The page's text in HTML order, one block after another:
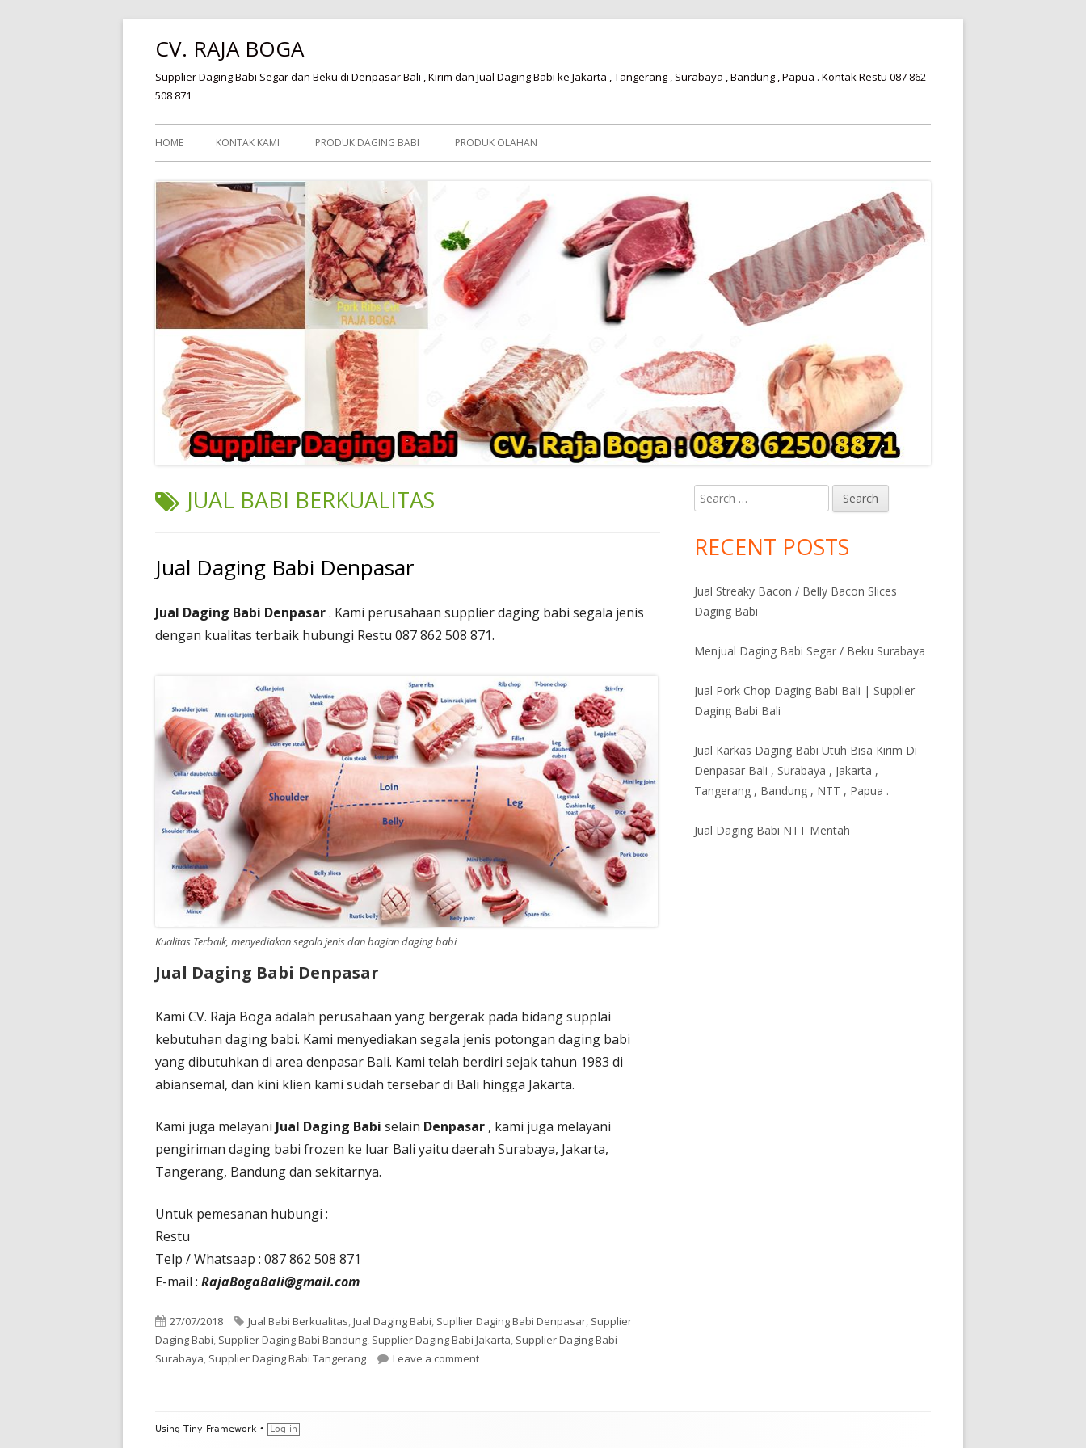
CV. RAJA BOGA
Supplier Daging Babi Segar dan Beku di Denpasar Bali , Kirim dan Jual Daging Babi ke Jakarta , Tangerang , Surabaya , Bandung , Papua . Kontak Restu 087 862
508 871
Primary
Menu
HOME KONTAK KAMI PRODUK DAGING BABI PRODUK OLAHAN
TAG:
JUAL BABI BERKUALITAS
Jual Daging Babi Denpasar
Jual Daging Babi Denpasar. Kami perusahaan supplier daging babi segala jenis
dengan kualitas terbaik hubungi Restu 087 862 508 871.
Kualitas Terbaik, menyediakan segala jenis dan bagian daging babi
Jual Daging Babi Denpasar
Kami CV. Raja Boga adalah perusahaan yang bergerak pada bidang supplai
kebutuhan daging babi. Kami menyediakan segala jenis potongan daging babi
yang dibutuhkan di area denpasar Bali. Kami telah berdiri sejak tahun 1983 di
abiansemal, dan kini klien kami sudah tersebar di Bali hingga Jakarta.
Kami juga melayani Jual Daging Babi selain Denpasar , kami juga melayani
pengiriman daging babi frozen ke luar Bali yaitu daerah Surabaya, Jakarta,
Tangerang, Bandung dan sekitarnya.
Untuk pemesanan hubungi :
Restu
Telp / Whatsaap : 087 862 508 871
E-mail : RajaBogaBali@gmail.com
Published
on
27/07/2018 Tags
Jual Babi Berkualitas,Jual Daging Babi, Supllier Daging Babi Denpasar, Supplier
Daging Babi, Supplier Daging Babi Bandung, Supplier Daging Babi Jakarta, Supplier Daging Babi
Surabaya, Supplier Daging Babi Tangerang Leave a commenton Jual Daging Babi Denpasar
Main
Sidebar
Search
for:
RECENT POSTS
Jual Streaky Bacon / Belly Bacon Slices
Daging Babi
Menjual Daging Babi Segar / Beku Surabaya
Jual Pork Chop Daging Babi Bali | Supplier
Daging Babi Bali
Jual Karkas Daging Babi Utuh Bisa Kirim Di
Denpasar Bali , Surabaya , Jakarta ,
Tangerang , Bandung , NTT , Papua .
Jual Daging Babi NTT Mentah
Footer
Using Tiny Framework • Log in